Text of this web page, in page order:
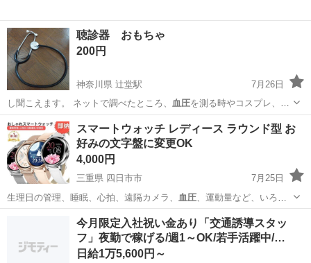
聴診器 おもちゃ
200円
神奈川県 辻堂駅
7月26日
し聞こえます。 ネットで調べたところ、 血圧を測る時やコスプレ、お
芝居小道具などに…
神奈川 藤沢市 辻堂駅
スマートウォッチ レディース ラウンド型 お
好みの文字盤に変更OK
4,000円
三重県 四日市市
7月25日
生理日の管理、睡眠、心拍、遠隔カメラ、
血圧、運動量など、いろん
な機能があります。…
四日市市 生活雑貨 スマートウォッチ
今月限定入社祝い金あり「交通誘導スタッ
フ」夜勤で稼げる/週1～OK/若手活躍中/…
日給1万5,600円～